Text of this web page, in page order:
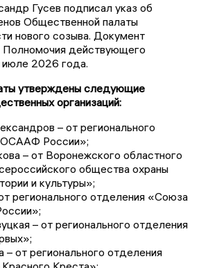
Гусев подписал указ об
Общественной палаты
нового созыва. Документ
Полномочия действующего
июле 2026 года.
утверждены следующие
организаций:
– от регионального
России»;
– от Воронежского областного
общества охраны
и культуры»;
регионального отделения «Союза
– от регионального отделения
– от регионального отделения